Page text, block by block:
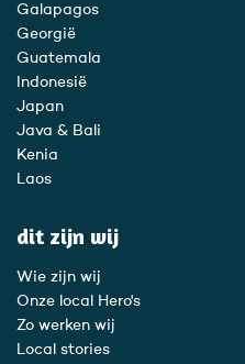
Galapagos
Georgië
Guatemala
Indonesië
Japan
Java & Bali
Kenia
Laos
dit zijn wij
Wie zijn wij
Onze local Hero's
Zo werken wij
Local stories